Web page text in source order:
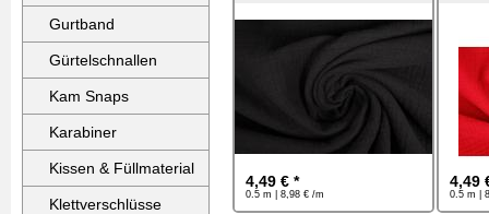
Gurtband
Gürtelschnallen
Kam Snaps
Karabiner
Kissen & Füllmaterial
Klettverschlüsse
4,49 € *
0.5 m | 8,98 € /m
4,49
0.5 m |